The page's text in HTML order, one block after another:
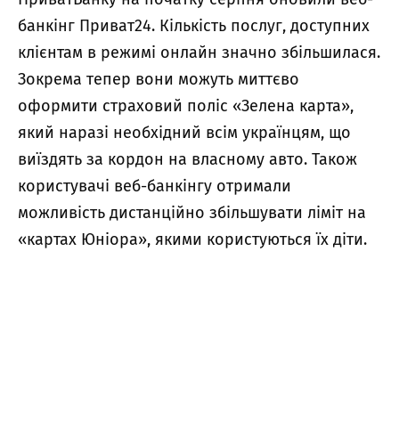
банкінг Приват24. Кількість послуг, доступних
клієнтам в режимі онлайн значно збільшилася.
Зокрема тепер вони можуть миттєво
оформити страховий поліс «Зелена карта»,
який наразі необхідний всім українцям, що
виїздять за кордон на власному авто. Також
користувачі веб-банкінгу отримали
можливість дистанційно збільшувати ліміт на
«картах Юніора», якими користуються їх діти.